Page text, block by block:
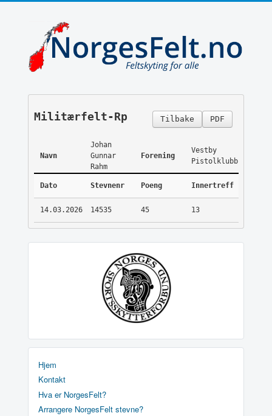
PDF
Tilbake
Militærfelt-Rp
Navn
Johan
Gunnar
Rahm
Forening
Vestby
Pistolklubb
Dato Stevnenr Poeng Innertreff
14.03.2026 14535 45 13
Hjem
Kontakt
Hva er NorgesFelt?
Arrangere NorgesFelt stevne?